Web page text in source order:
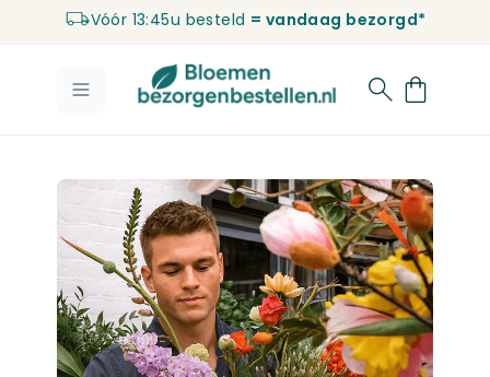
Vóór 13:45u besteld = vandaag bezorgd*